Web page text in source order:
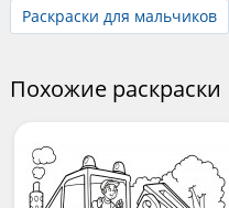
Раскраски для мальчиков
Похожие раскраски